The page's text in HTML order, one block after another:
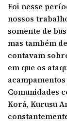
Foi nesse
nossos
somente de
mas também
contavam
em que os
Comunidades
Korá, Kurusu